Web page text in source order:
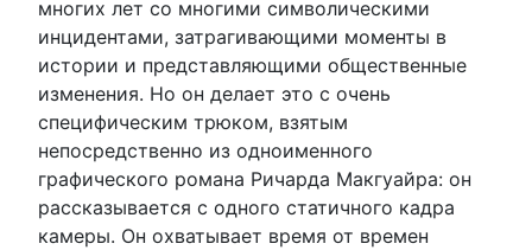
многих лет со многими символическими
инцидентами, затрагивающими моменты в
истории и представляющими общественные
изменения. Но он делает это с очень
специфическим трюком, взятым
непосредственно из одноименного
графического романа Ричарда Макгуайра: он
рассказывается с одного статичного кадра
камеры. Он охватывает время от времен